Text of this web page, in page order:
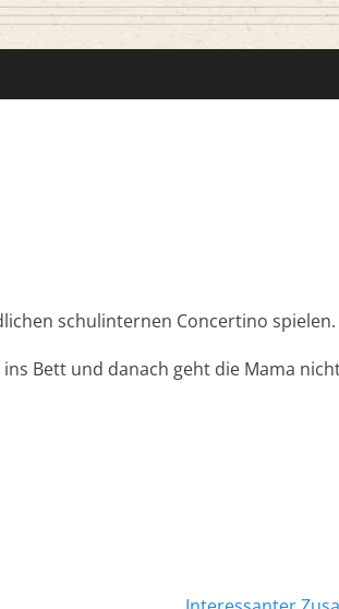
schulinternen Concertino spielen.
Bett und danach geht die Mama